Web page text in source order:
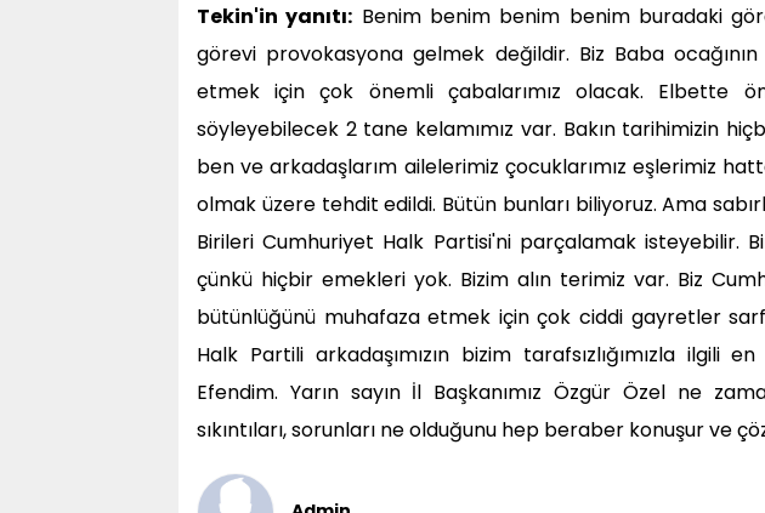
Tekin'in yanıtı: Benim benim benim benim buradaki
görevi provokasyona gelmek değildir. Biz Baba
etmek için çok önemli çabalarımız olacak. Elbette
söyleyebilecek 2 tane kelamımız var. Bakın tarihimizin
ben ve arkadaşlarım ailelerimiz çocuklarımız eşlerimiz
olmak üzere tehdit edildi. Bütün bunları biliyoruz. Ama
Birileri Cumhuriyet Halk Partisi'ni parçalamak isteyebilir.
çünkü hiçbir emekleri yok. Bizim alın terimiz var. Biz
bütünlüğünü muhafaza etmek için çok ciddi gayretler
Halk Partili arkadaşımızın bizim tarafsızlığımızla ilgili
Efendim. Yarın sayın İl Başkanımız Özgür Özel ne
sıkıntıları, sorunları ne olduğunu hep beraber konuşur ve